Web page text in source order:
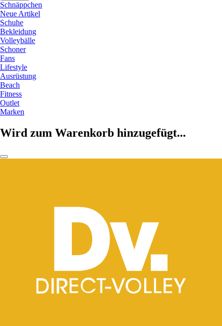
Schnäppchen
Neue Artikel
Schuhe
Bekleidung
Volleybälle
Schoner
Fans
Lifestyle
Ausrüstung
Beach
Fitness
Outlet
Marken
Wird zum Warenkorb hinzugefügt...